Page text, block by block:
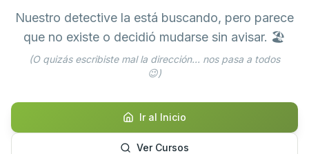
Nuestro detective la está buscando, pero parece
que no existe o decidió mudarse sin avisar. 🏖️
(O quizás escribiste mal la dirección... nos pasa a todos
😉)
Ir al Inicio
Ver Cursos